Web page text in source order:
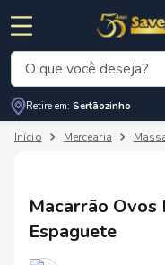
CUPOM DE
O que você deseja?
Retire em: Sertãozinho
Mercearia
Macarrão Ovos
Espaguete
Termos mais buscados
3º
cerveja
carne